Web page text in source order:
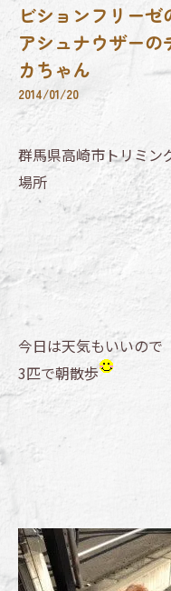
ビションフリー
アシュナウザー
カちゃん
2014/01/20
群馬県高崎市トリミン
場所
今日は天気もいいので
3匹で朝散歩